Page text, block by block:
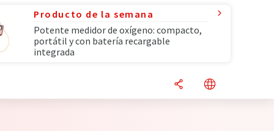
Producto de la semana
Potente medidor de oxígeno: compacto,
portátil y con batería recargable
integrada